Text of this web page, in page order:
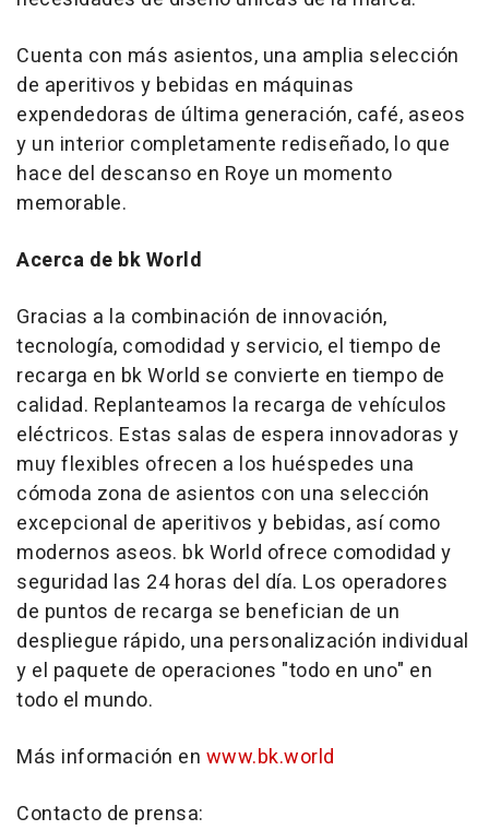
Cuenta con más asientos, una amplia selección
de aperitivos y bebidas en máquinas
expendedoras de última generación, café, aseos
y un interior completamente rediseñado, lo que
hace del descanso en Roye un momento
memorable.
Acerca de bk World
Gracias a la combinación de innovación,
tecnología, comodidad y servicio, el tiempo de
recarga en bk World se convierte en tiempo de
calidad. Replanteamos la recarga de vehículos
eléctricos. Estas salas de espera innovadoras y
muy flexibles ofrecen a los huéspedes una
cómoda zona de asientos con una selección
excepcional de aperitivos y bebidas, así como
modernos aseos. bk World ofrece comodidad y
seguridad las 24 horas del día. Los operadores
de puntos de recarga se benefician de un
despliegue rápido, una personalización individual
y el paquete de operaciones "todo en uno" en
todo el mundo.
Más información en www.bk.world
Contacto de prensa: